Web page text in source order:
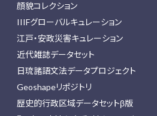
顔貌コレクション
IIIFグローバルキュレーション
江戸・安政災害キュレーション
近代雑誌データセット
日琉諸語文法データプロジェクト
Geoshapeリポジトリ
歴史的行政区域データセットβ版